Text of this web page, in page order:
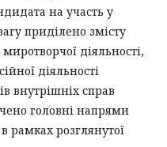
на участь у
приділено змісту
діяльності,
діяльності
внутрішніх справ
головні напрями
рамках розглянутої